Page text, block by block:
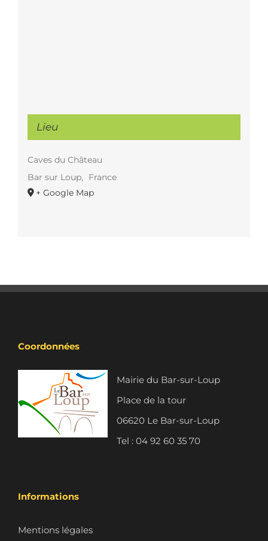
Lieu
Caves du Château
Bar sur Loup,
France
+ Google Map
Coordonnées
Mairie du Bar-sur-Loup
Place de la tour
06620 Le Bar-sur-Loup
Tel : 04 92 60 35 70
Informations
Mentions légales